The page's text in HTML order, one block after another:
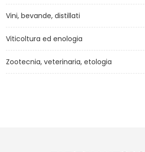
Vini, bevande, distillati
Viticoltura ed enologia
Zootecnia, veterinaria, etologia